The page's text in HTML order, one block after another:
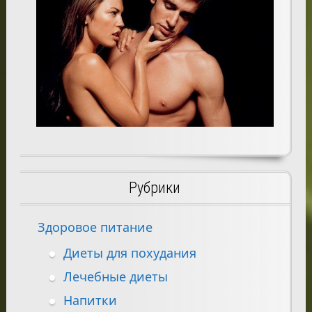
Рубрики
Здоровое питание
Диеты для похудания
Лечебные диеты
Напитки